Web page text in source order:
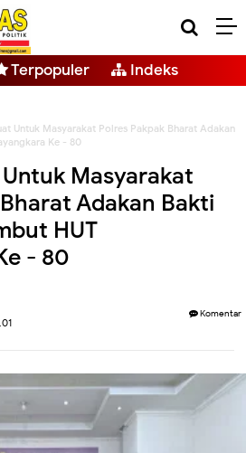
Terpopuler Indeks
Untuk Masyarakat Polres Pakpak Bharat Adakan
Ke - 80
Masyarakat
Adakan Bakti
HUT
- 80
Komentar